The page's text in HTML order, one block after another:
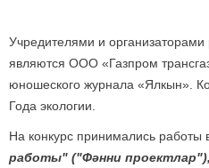
Учредителями и организаторами
являются ООО «Газпром
юношеского журнала «Ялкын».
Года экологии.
На конкурс принимались работы
работы" ("Фәнни